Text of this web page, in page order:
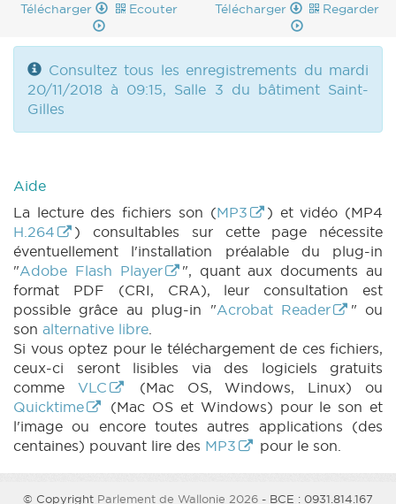
37 (2018-2019) (PDF)
|BUDGET 1201 n5
annexe 4 à 4sexies et 9ter (partim) (2018-2019)
(PDF)
|CRIC 37 (2018-2019) (PDF) |
Télécharger Ecouter Télécharger Regarder
Consultez tous les enregistrements du mardi
20/11/2018 à 09:15, Salle 3 du bâtiment Saint-
Gilles
Aide
La lecture des fichiers son (MP3
) et vidéo (MP4
H.264
) consultables sur cette page nécessite
éventuellement l'installation préalable du plug-in
"Adobe Flash Player
", quant aux documents au
format PDF (CRI, CRA), leur consultation est
possible grâce au plug-in "Acrobat Reader
" ou
son alternative libre.
Si vous optez pour le téléchargement de ces fichiers,
ceux-ci seront lisibles via des logiciels gratuits
comme VLC
(Mac OS, Windows, Linux) ou
Quicktime
(Mac OS et Windows) pour le son et
l'image ou encore toutes autres applications (des
centaines) pouvant lire des MP3 pour le son.
© Copyright Parlement de Wallonie 2026 - BCE : 0931.814.167